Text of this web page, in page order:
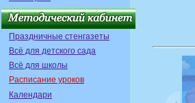
Праздничные стенгазеты
Всё для детского сада
Всё для школы
Расписание уроков
Календари